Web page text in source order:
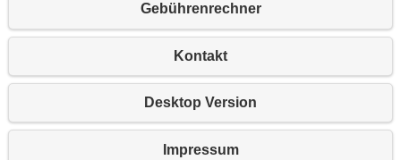
Gebührenrechner
Kontakt
Desktop Version
Impressum